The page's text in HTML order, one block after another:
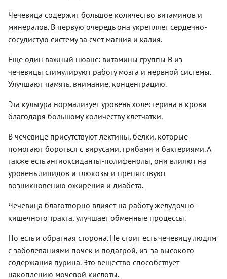
Чечевица содержит большое количество витаминов и
минералов. В первую очередь она укрепляет сердечно-
сосудистую систему за счет магния и калия.
Еще один важный нюанс: витамины группы B из
чечевицы стимулируют работу мозга и нервной системы.
Улучшают память, внимание, концентрацию.
Эта культура нормализует уровень холестерина в крови
благодаря большому количеству клетчатки.
В чечевице присутствуют лектины, белки, которые
помогают бороться с вирусами, грибами и бактериями. А
также есть антиоксиданты-полифенолы, они влияют на
уровень липидов и глюкозы и препятствуют
возникновению ожирения и диабета.
Чечевица благотворно влияет на работу желудочно-
кишечного тракта, улучшает обменные процессы.
Но есть и обратная сторона. Не стоит есть чечевицу людям
с заболеваниями почек и подагрой, из-за высокого
содержания пурина. Это вещество способствует
накоплению мочевой кислоты.